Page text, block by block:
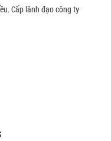
Cấp lãnh đạo công ty